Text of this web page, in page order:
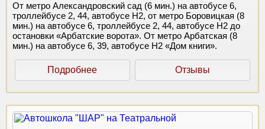
От метро Александровский сад (6 мин.) на автобусе 6,
троллейбусе 2, 44, автобусе Н2, от метро Боровицкая (8
мин.) на автобусе 6, троллейбусе 2, 44, автобусе Н2 до
остановки «Арбатские ворота». От метро Арбатская (8
мин.) на автобусе 6, 39, автобусе Н2 «Дом книги».
Подробнее Отзывы